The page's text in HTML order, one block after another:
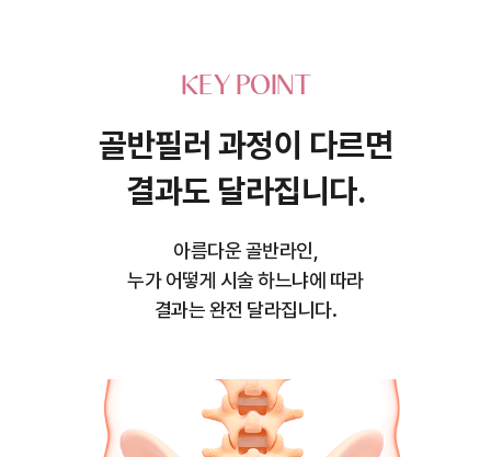
KEY POINT
골반필러 과정이 다르면
결과도 달라집니다.
아름다운 골반라인,
누가 어떻게 시술 하느냐에 따라
결과는 완전 달라집니다.